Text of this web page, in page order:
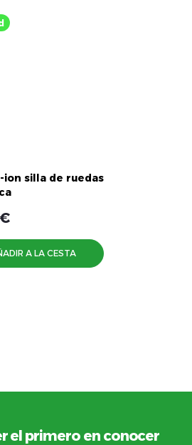
ion silla de ruedas
A LA CESTA
el primero en conocer